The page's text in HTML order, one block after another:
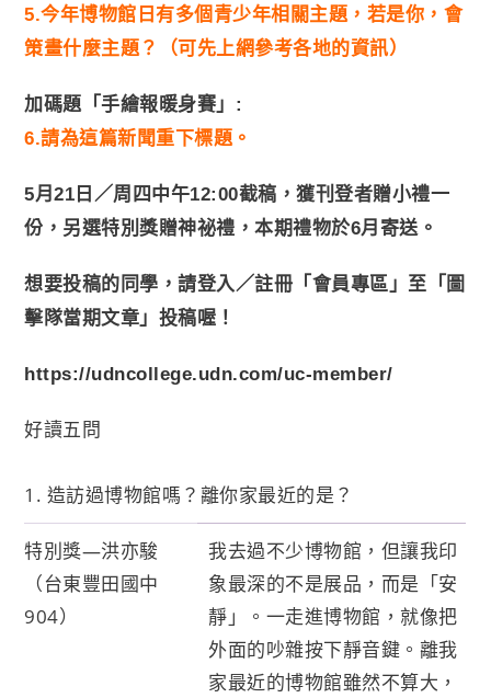
5.今年博物館日有多個青少年相關主題，若是你，會
策畫什麼主題？（可先上網參考各地的資訊）
加碼題「手繪報暖身賽」:
6.請為這篇新聞重下標題。
5月21日／周四中午12:00截稿，獲刊登者贈小禮一
份，另選特別獎贈神祕禮，本期禮物於6月寄送。
想要投稿的同學，請登入／註冊「會員專區」至「圖
擊隊當期文章」投稿喔！
https://udncollege.udn.com/uc-member/
好讀五問
1. 造訪過博物館嗎？離你家最近的是？
特別獎—洪亦駿
（台東豐田國中
904）
我去過不少博物館，但讓我印
象最深的不是展品，而是「安
靜」。一走進博物館，就像把
外面的吵雜按下靜音鍵。離我
家最近的博物館雖然不算大，